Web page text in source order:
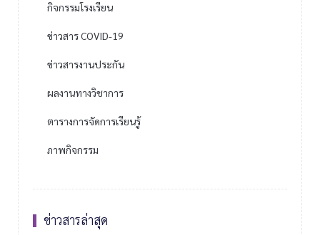
กิจกรรมโรงเรียน
ข่าวสาร COVID-19
ข่าวสารงานประกัน
ผลงานทางวิชาการ
ตารางการจัดการเรียนรู้
ภาพกิจกรรม
ข่าวสารล่าสุด